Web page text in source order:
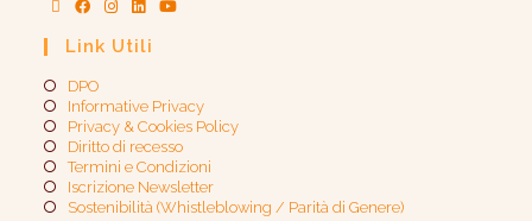
Link Utili
DPO
Informative Privacy
Privacy & Cookies Policy
Diritto di recesso
Termini e Condizioni
Iscrizione Newsletter
Sostenibilità (Whistleblowing / Parità di Genere)​